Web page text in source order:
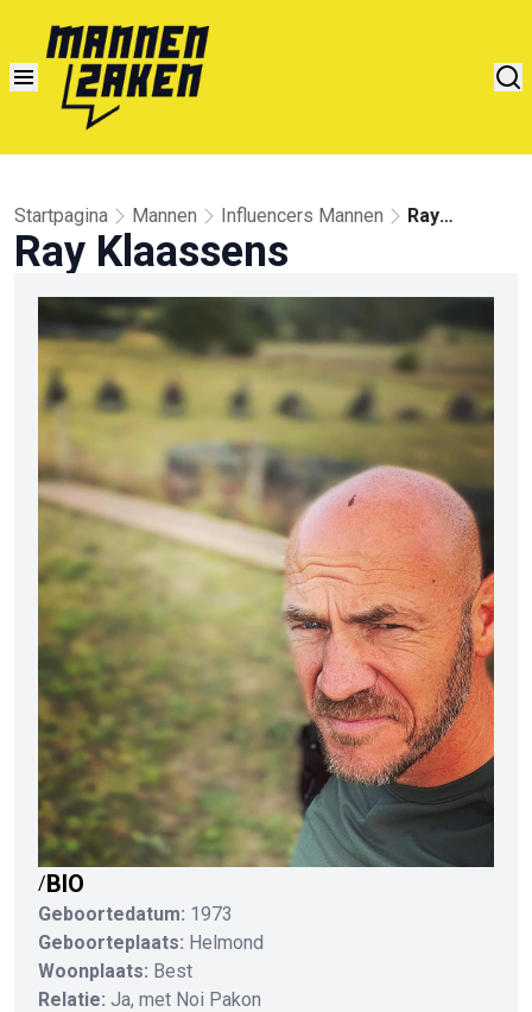
Startpagina Mannen Influencers Mannen
Ray
Ray Klaassens
/BIO
Geboortedatum: 1973
Geboorteplaats: Helmond
Woonplaats: Best
Relatie: Ja, met Noi Pakon